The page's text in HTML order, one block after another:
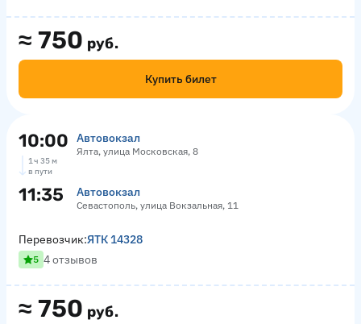
≈ 750 руб.
Купить билет
10:00 Автовокзал
Ялта, улица Московская, 8
1 ч 35 м
в пути
11:35 Автовокзал
Севастополь, улица Вокзальная, 11
≈ 750 руб.
Перевозчик:ЯТК 14328
5 4 отзывов